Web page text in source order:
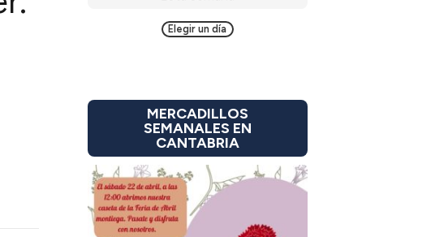
Elegir un día
MERCADILLOS
SEMANALES EN
CANTABRIA